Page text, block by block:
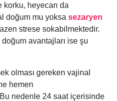
korku, heyecan da
doğum mu yoksa sezaryen
strese sokabilmektedir.
avantajları ise şu
olması gereken vajinal
hemen
nedenle 24 saat içerisinde